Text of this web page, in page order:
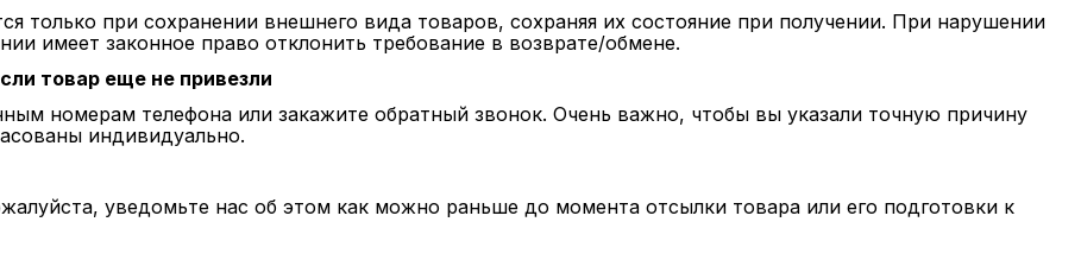
только при сохранении внешнего вида товаров, сохраняя их состояние при получении. При нарушении
имеет законное право отклонить требование в возврате/обмене.
товар еще не привезли
номерам телефона или закажите обратный звонок. Очень важно, чтобы вы указали точную причину
индивидуально.
уведомьте нас об этом как можно раньше до момента отсылки товара или его подготовки к